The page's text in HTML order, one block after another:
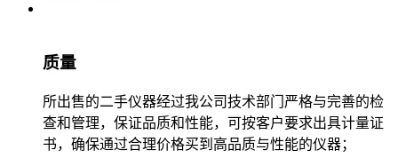
质量
所出售的二手仪器经过我公司技术部门严格与完善的检
查和管理，保证品质和性能，可按客户要求出具计量证
书，确保通过合理价格买到高品质与性能的仪器；